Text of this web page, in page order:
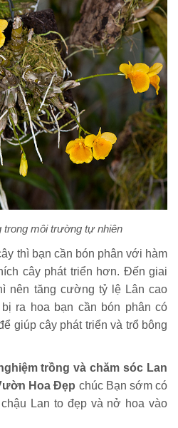
trong môi trường tự nhiên
thì bạn cần bón phân với hàm
cây phát triển hơn. Đến giai
nên tăng cường tỷ lệ Lân cao
ra hoa bạn cần bón phân có
giúp cây phát triển và trổ bông
trồng và chăm sóc Lan
Hoa Đẹp chúc Bạn sớm có
Lan to đẹp và nở hoa vào